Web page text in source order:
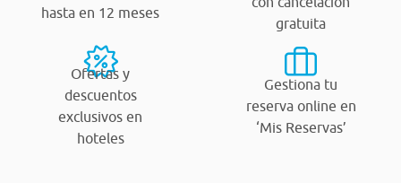
hasta en 12 meses
gratuita
Ofertas y
descuentos
exclusivos en
hoteles
Gestiona tu
reserva online en
‘Mis Reservas’